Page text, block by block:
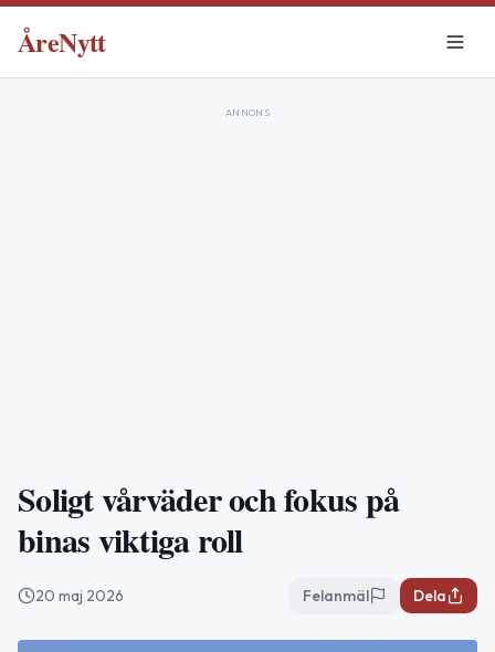
ÅreNytt
ANNONS
Soligt vårväder och fokus på
binas viktiga roll
20 maj 2026 Felanmäl Dela